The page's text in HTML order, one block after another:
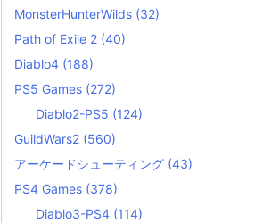
MonsterHunterWilds (32)
Path of Exile 2 (40)
Diablo4 (188)
PS5 Games (272)
Diablo2-PS5 (124)
GuildWars2 (560)
アーケードシューティング (43)
PS4 Games (378)
Diablo3-PS4 (114)